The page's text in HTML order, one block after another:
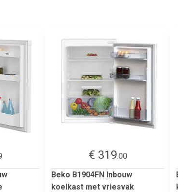
€ 319.00
Beko B1904FN Inbouw
koelkast met vriesvak